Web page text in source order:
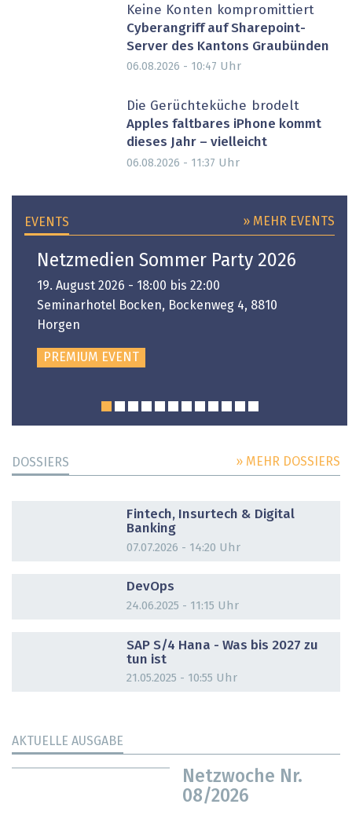
Keine Konten kompromittiert
Cyberangriff auf Sharepoint-
Server des Kantons Graubünden
06.08.2026 - 10:47 Uhr
Die Gerüchteküche brodelt
Apples faltbares iPhone kommt
dieses Jahr – vielleicht
06.08.2026 - 11:37 Uhr
EVENTS » MEHR EVENTS
Netzmedien Sommer Party 2026
19. August 2026 - 18:00 bis 22:00
Seminarhotel Bocken, Bockenweg 4, 8810
Horgen
PREMIUM EVENT
DOSSIERS » MEHR DOSSIERS
Fintech, Insurtech & Digital
Banking
07.07.2026 - 14:20 Uhr
DevOps
24.06.2025 - 11:15 Uhr
SAP S/4 Hana - Was bis 2027 zu
tun ist
21.05.2025 - 10:55 Uhr
AKTUELLE AUSGABE
Netzwoche Nr.
08/2026